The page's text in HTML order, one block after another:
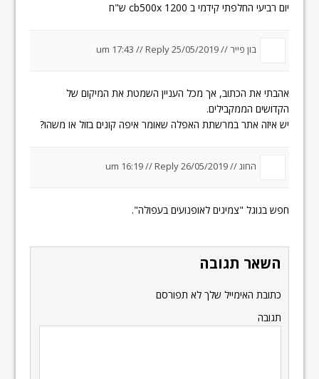
יום רביעי החלפתי קידמי ב cb500x 1200 ש"ח
בון פייר //25/05/2019 um 17:43
//Reply
אהבתי את הכתוב, אך מכל העניין השמטת את המיקום של
הקדושים הממקבילים.
יש איזה אתר במרשתת האפלה שאומר איפה קונים בזול או משהו?
החוג //26/05/2019 um 16:19
//Reply
חפש בגוגל "צמיגים לאופנועים בעפולה".
השאר תגובה
כתובת האימייל שלך לא תפורסם
תגובה